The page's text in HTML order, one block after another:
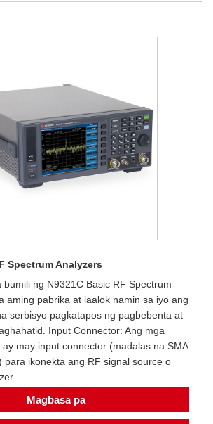
Spectrum Analyzers
bumili ng N9321C Basic RF Spectrum
aming pabrika at iaalok namin sa iyo ang
serbisyo pagkatapos ng pagbebenta at
Input Connector: Ang mga
may input connector (madalas na SMA
para ikonekta ang RF signal source o
Magbasa pa